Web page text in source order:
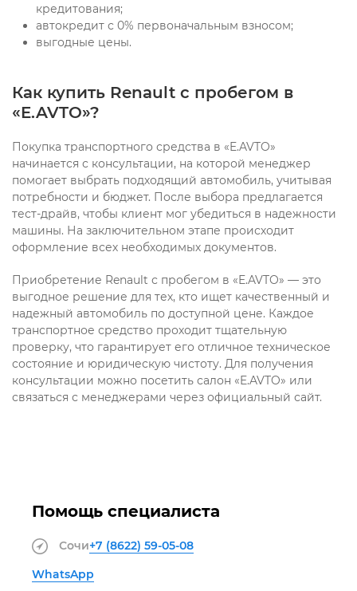
кредитования;
автокредит с 0% первоначальным взносом;
выгодные цены.
Как купить Renault с пробегом в
«E.AVTO»?
Покупка транспортного средства в «E.AVTO»
начинается с консультации, на которой менеджер
помогает выбрать подходящий автомобиль, учитывая
потребности и бюджет. После выбора предлагается
тест-драйв, чтобы клиент мог убедиться в надежности
машины. На заключительном этапе происходит
оформление всех необходимых документов.
Приобретение Renault с пробегом в «E.AVTO» — это
выгодное решение для тех, кто ищет качественный и
надежный автомобиль по доступной цене. Каждое
транспортное средство проходит тщательную
проверку, что гарантирует его отличное техническое
состояние и юридическую чистоту. Для получения
консультации можно посетить салон «E.AVTO» или
связаться с менеджерами через официальный сайт.
Помощь специалиста
Сочи+7 (8622) 59-05-08
WhatsApp